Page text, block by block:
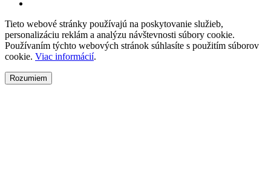
Tieto webové stránky používajú na poskytovanie služieb,
personalizáciu reklám a analýzu návštevnosti súbory cookie.
Používaním týchto webových stránok súhlasíte s použitím súborov
cookie. Viac informácií.
Rozumiem